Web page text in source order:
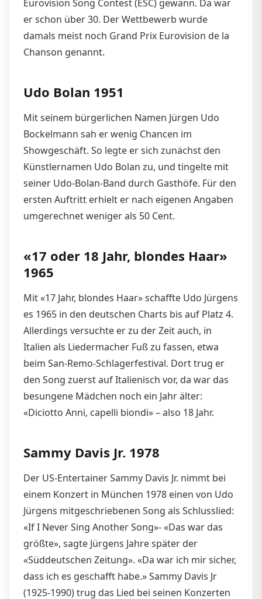
Eurovision Song Contest (ESC) gewann. Da war
er schon über 30. Der Wettbewerb wurde
damals meist noch Grand Prix Eurovision de la
Chanson genannt.
Udo Bolan 1951
Mit seinem bürgerlichen Namen Jürgen Udo
Bockelmann sah er wenig Chancen im
Showgeschäft. So legte er sich zunächst den
Künstlernamen Udo Bolan zu, und tingelte mit
seiner Udo-Bolan-Band durch Gasthöfe. Für den
ersten Auftritt erhielt er nach eigenen Angaben
umgerechnet weniger als 50 Cent.
«17 oder 18 Jahr, blondes Haar»
1965
Mit «17 Jahr, blondes Haar» schaffte Udo Jürgens
es 1965 in den deutschen Charts bis auf Platz 4.
Allerdings versuchte er zu der Zeit auch, in
Italien als Liedermacher Fuß zu fassen, etwa
beim San-Remo-Schlagerfestival. Dort trug er
den Song zuerst auf Italienisch vor, da war das
besungene Mädchen noch ein Jahr älter:
«Diciotto Anni, capelli biondi» – also 18 Jahr.
Sammy Davis Jr. 1978
Der US-Entertainer Sammy Davis Jr. nimmt bei
einem Konzert in München 1978 einen von Udo
Jürgens mitgeschriebenen Song als Schlusslied:
«If I Never Sing Another Song»- «Das war das
größte», sagte Jürgens Jahre später der
«Süddeutschen Zeitung». «Da war ich mir sicher,
dass ich es geschafft habe.» Sammy Davis Jr
(1925-1990) trug das Lied bei seinen Konzerten